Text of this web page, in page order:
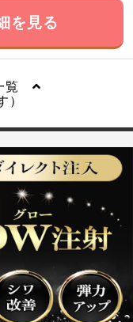
を見る
覧